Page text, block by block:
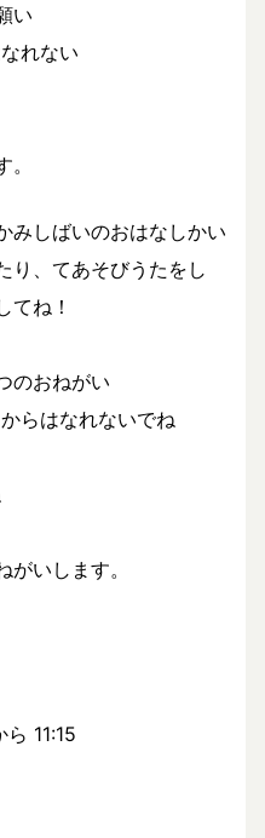
い
れない
みしばいのおはなしかい
り、てあそびうたをし
てね！
のおねがい
らはなれないでね
いします。
ら 11:15